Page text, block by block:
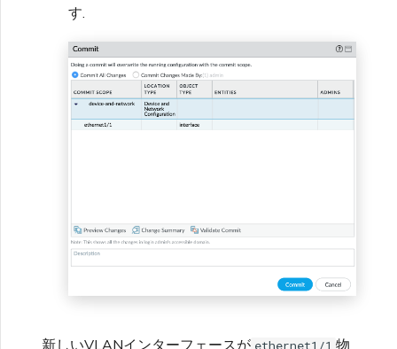
す.
新しいVLANインターフェースが ethernet1/1 物